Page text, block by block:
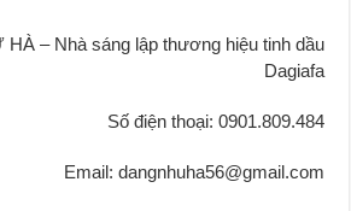
– Nhà sáng lập thương hiệu tinh dầu
Dagiafa
Số điện thoại: 0901.809.484
Email: dangnhuha56@gmail.com